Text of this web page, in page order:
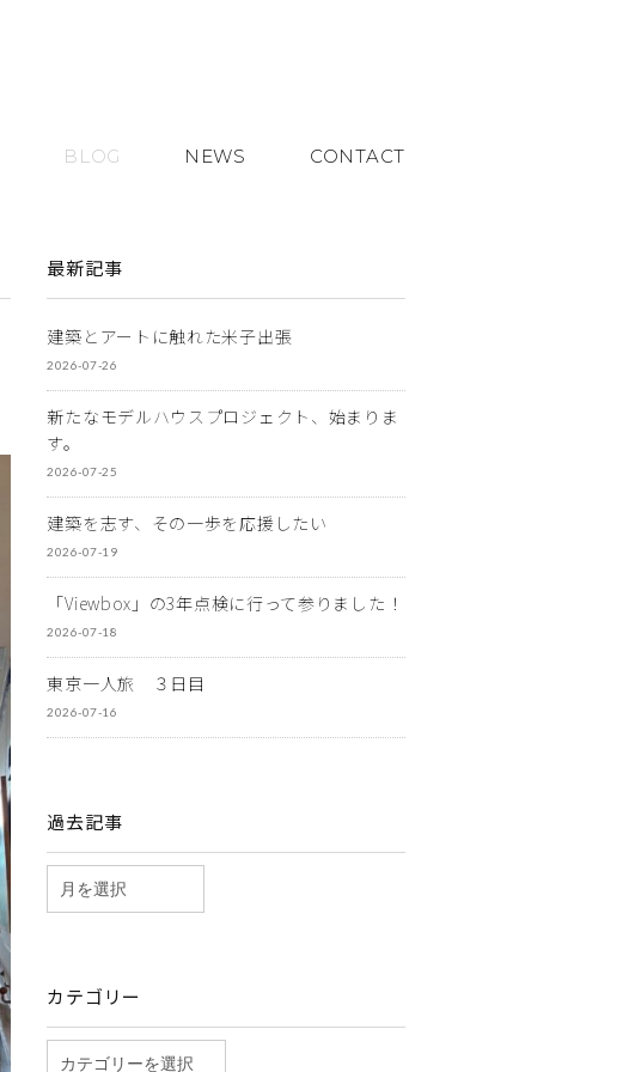
BLOG NEWS CONTACT
最新記事
建築とアートに触れた米子出張
2026-07-26
新たなモデルハウスプロジェクト、始まりま
す。
2026-07-25
建築を志す、その一歩を応援したい
2026-07-19
「Viewbox」の3年点検に行って参りました！
2026-07-18
東京一人旅 ３日目
2026-07-16
過去記事
カテゴリー